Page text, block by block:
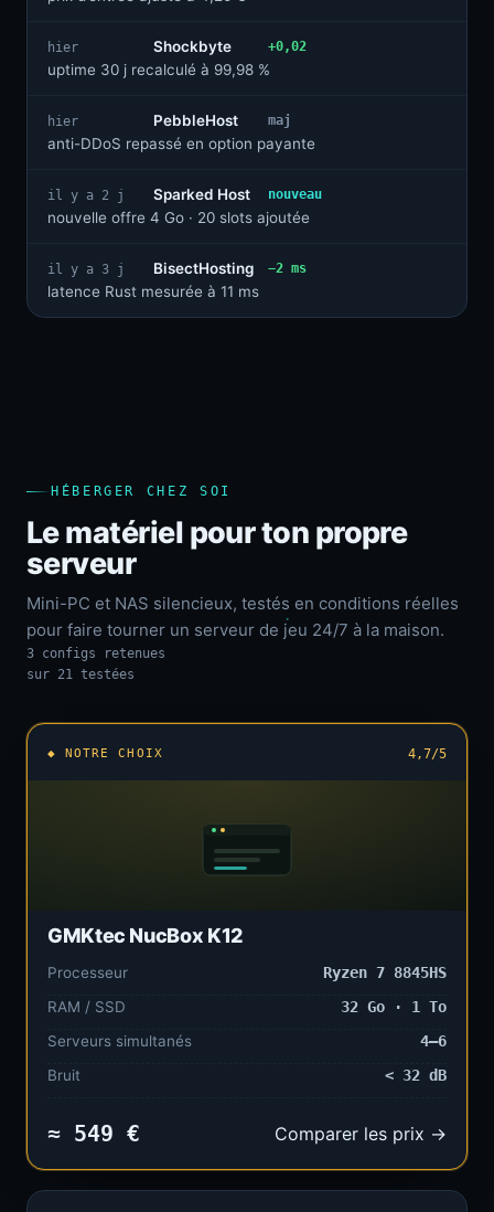
hier
Shockbyte
uptime 30 j recalculé à 99,98 %
+0,02
hier
PebbleHost
anti-DDoS repassé en option payante
maj
il y a 2 j
Sparked Host
nouvelle offre 4 Go · 20 slots ajoutée
nouveau
il y a 3 j
BisectHosting
latence Rust mesurée à 11 ms
−2 ms
HÉBERGER CHEZ SOI
Le matériel pour ton propre
serveur
Mini-PC et NAS silencieux, testés en conditions réelles
pour faire tourner un serveur de jeu 24/7 à la maison.
3 configs retenues
sur 21 testées
◆ NOTRE CHOIX 4,7/5
GMKtec NucBox K12
Processeur
Ryzen 7 8845HS
RAM / SSD
32 Go · 1 To
Serveurs simultanés
4–6
Bruit
< 32 dB
≈ 549 € Comparer les prix →